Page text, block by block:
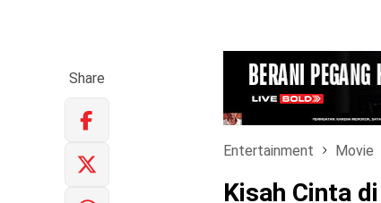
Share
Entertainment Movie
Kisah Cinta